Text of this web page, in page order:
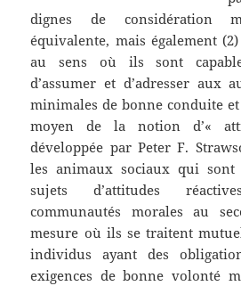
dignes de considération
équivalente, mais également
au sens où ils sont
d’assumer et d’adresser aux
minimales de bonne conduite
moyen de la notion d’«
développée par Peter F.
les animaux sociaux qui
sujets d’attitudes
communautés morales au
mesure où ils se traitent
individus ayant des
exigences de bonne volonté